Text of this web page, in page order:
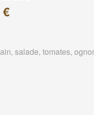
salade, tomates,